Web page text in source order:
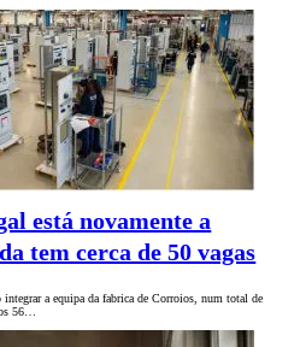
está novamente a
tem cerca de 50 vagas
integrar a equipa da fabrica de Corroios, num total de
56…